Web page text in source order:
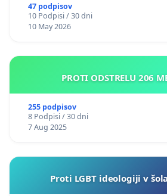
47 podpisov
10 Podpisi / 30 dni
10 May 2026
PROTI ODSTRELU 206
255 podpisov
8 Podpisi / 30 dni
7 Aug 2025
Proti LGBT ideologiji v